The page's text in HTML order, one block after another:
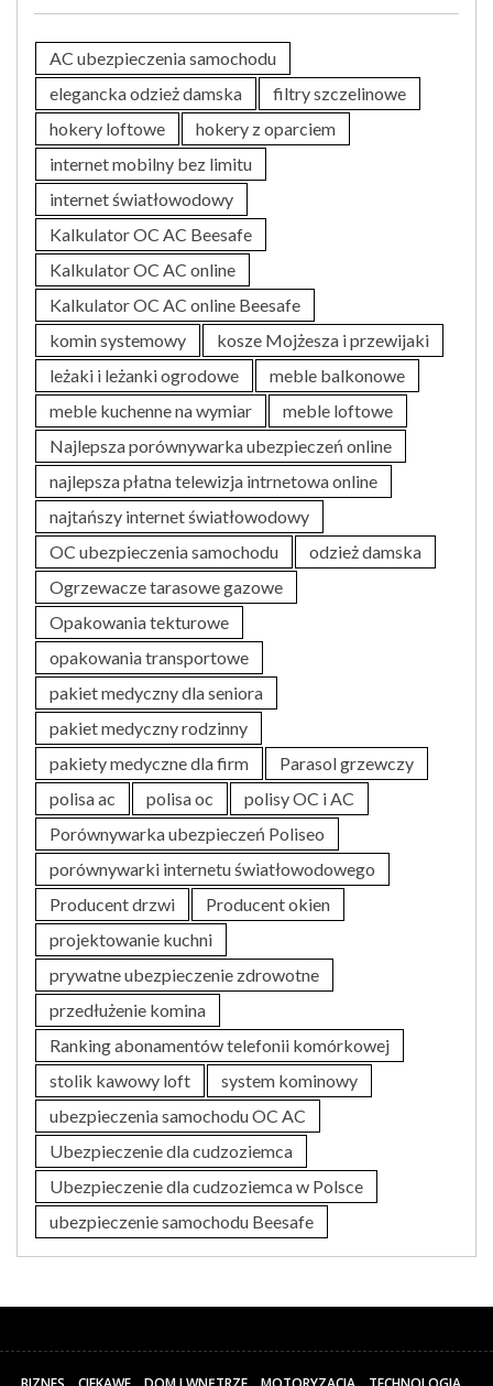
AC ubezpieczenia samochodu
elegancka odzież damska
filtry szczelinowe
hokery loftowe
hokery z oparciem
internet mobilny bez limitu
internet światłowodowy
Kalkulator OC AC Beesafe
Kalkulator OC AC online
Kalkulator OC AC online Beesafe
komin systemowy
kosze Mojżesza i przewijaki
leżaki i leżanki ogrodowe
meble balkonowe
meble kuchenne na wymiar
meble loftowe
Najlepsza porównywarka ubezpieczeń online
najlepsza płatna telewizja intrnetowa online
najtańszy internet światłowodowy
OC ubezpieczenia samochodu
odzież damska
Ogrzewacze tarasowe gazowe
Opakowania tekturowe
opakowania transportowe
pakiet medyczny dla seniora
pakiet medyczny rodzinny
pakiety medyczne dla firm
Parasol grzewczy
polisa ac
polisa oc
polisy OC i AC
Porównywarka ubezpieczeń Poliseo
porównywarki internetu światłowodowego
Producent drzwi
Producent okien
projektowanie kuchni
prywatne ubezpieczenie zdrowotne
przedłużenie komina
Ranking abonamentów telefonii komórkowej
stolik kawowy loft
system kominowy
ubezpieczenia samochodu OC AC
Ubezpieczenie dla cudzoziemca
Ubezpieczenie dla cudzoziemca w Polsce
ubezpieczenie samochodu Beesafe